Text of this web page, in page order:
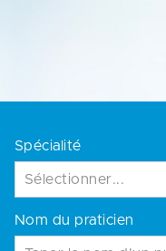
Spécialité
Sélectionner...
Nom du praticien